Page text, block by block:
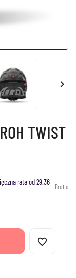

TWIST
rata od 29.36
Brutto
favorite_border